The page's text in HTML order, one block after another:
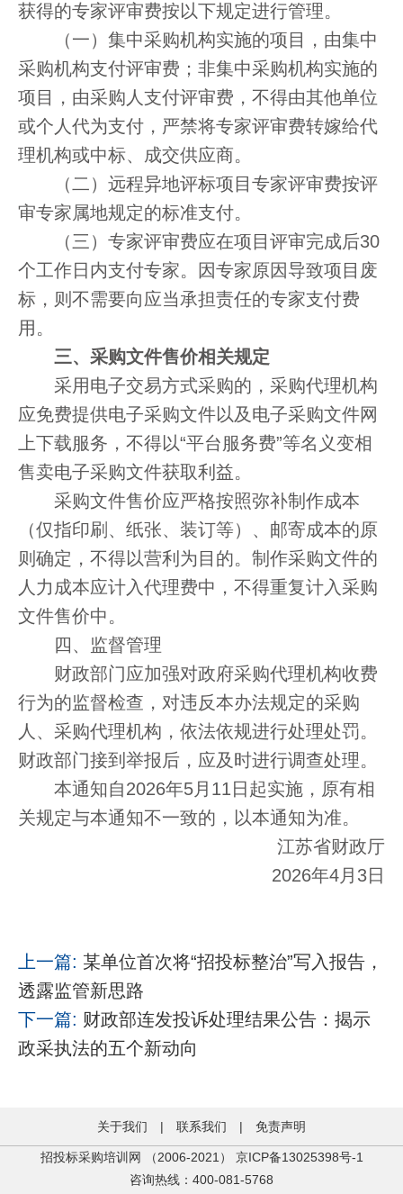
获得的专家评审费按以下规定进行管理。
（一）集中采购机构实施的项目，由集中
采购机构支付评审费；非集中采购机构实施的
项目，由采购人支付评审费，不得由其他单位
或个人代为支付，严禁将专家评审费转嫁给代
理机构或中标、成交供应商。
（二）远程异地评标项目专家评审费按评
审专家属地规定的标准支付。
（三）专家评审费应在项目评审完成后30
个工作日内支付专家。因专家原因导致项目废
标，则不需要向应当承担责任的专家支付费
用。
三、采购文件售价相关规定
采用电子交易方式采购的，采购代理机构
应免费提供电子采购文件以及电子采购文件网
上下载服务，不得以“平台服务费”等名义变相
售卖电子采购文件获取利益。
采购文件售价应严格按照弥补制作成本
（仅指印刷、纸张、装订等）、邮寄成本的原
则确定，不得以营利为目的。制作采购文件的
人力成本应计入代理费中，不得重复计入采购
文件售价中。
四、监督管理
财政部门应加强对政府采购代理机构收费
行为的监督检查，对违反本办法规定的采购
人、采购代理机构，依法依规进行处理处罚。
财政部门接到举报后，应及时进行调查处理。
本通知自2026年5月11日起实施，原有相
关规定与本通知不一致的，以本通知为准。
江苏省财政厅
2026年4月3日
上一篇: 某单位首次将“招投标整治”写入报告，
透露监管新思路
下一篇: 财政部连发投诉处理结果公告：揭示
政采执法的五个新动向
关于我们 | 联系我们 | 免责声明
招投标采购培训网 （2006-2021） 京ICP备13025398号-1
咨询热线：400-081-5768